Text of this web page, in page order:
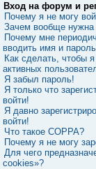
Вход на форум и
Почему я не могу
Зачем вообще нужна
Почему мне
вводить имя и
Как сделать, чтобы
активных
Я забыл пароль!
Я только что
войти!
Я давно
войти!
Что такое COPPA?
Почему я не могу
Для чего
cookies»?